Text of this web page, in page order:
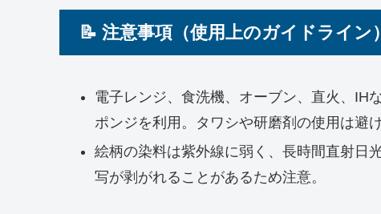
📝 注意事項（使用上のガイドライン）
電子レンジ、食洗機、オーブン、直火、IH
ポンジを利用。タワシや研磨剤の使用は避
絵柄の染料は紫外線に弱く、長時間直射日
写が剥がれることがあるため注意。